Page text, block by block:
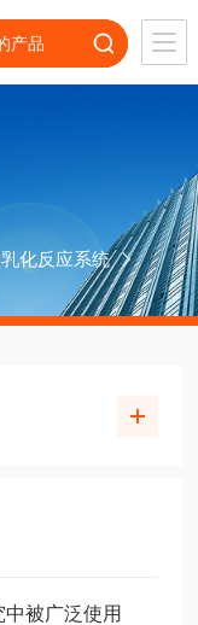
化反应系统
被广泛使用